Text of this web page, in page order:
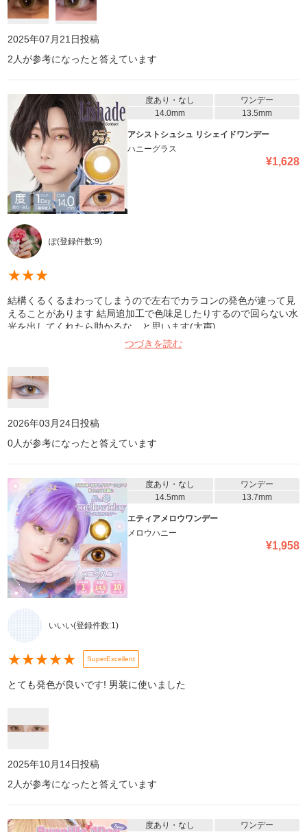
2025年07月21日投稿
2 人が参考になったと答えています
度あり・なし
ワンデー
14.0mm
13.5mm
アシストシュシュ リシェイドワンデー
ハニーグラス
¥1,628
ぽ(登録件数:9)
★★★
結構くるくるまわってしまうので左右でカラコンの発色が違って見
えることがあります 結局追加工で色味足したりするので回らない水
光を出してくれたら助かるな…と思います(大声)
つづきを読む
2026年03月24日投稿
0人が参考になったと答えています
度あり・なし
ワンデー
14.5mm
13.7mm
エティアメロウワンデー
メロウハニー
¥1,958
いいい(登録件数:1)
★★★★★ SuperExcellent
とても発色が良いです! 男装に使いました
2025年10月14日投稿
2 人が参考になったと答えています
度あり・なし ワンデー